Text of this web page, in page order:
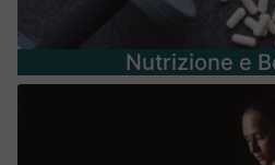
Nutrizione e